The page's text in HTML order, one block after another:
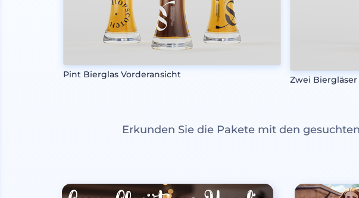
Pint Bierglas Vorderansicht Zwei
Erkunden Sie die Pakete mit den